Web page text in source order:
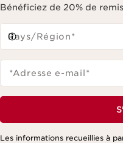
Bénéficiez de 20% de
Pays/Région*
*Adresse e-mail*
Les informations recueillies à